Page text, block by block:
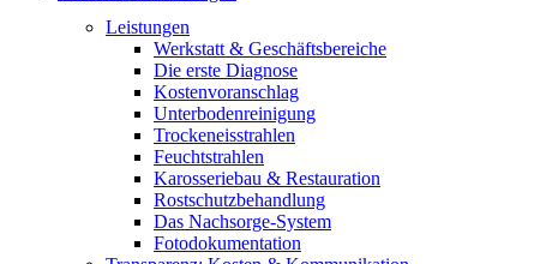
Leistungen
Werkstatt & Geschäftsbereiche
Die erste Diagnose
Kostenvoranschlag
Unterbodenreinigung
Trockeneisstrahlen
Feuchtstrahlen
Karosseriebau & Restauration
Rostschutzbehandlung
Das Nachsorge-System
Fotodokumentation